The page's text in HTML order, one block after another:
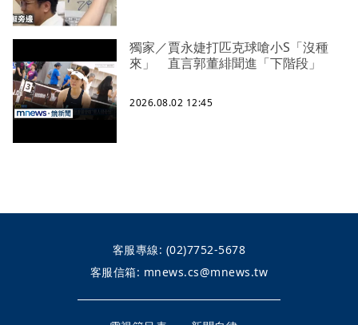
獨家／賈永婕打匹克球嗆小S「沒種
來」 直言郭董緋聞進「下階段」
2026.08.02 12:45
客服專線: (02)7752-5678
客服信箱: mnews.cs@mnews.tw